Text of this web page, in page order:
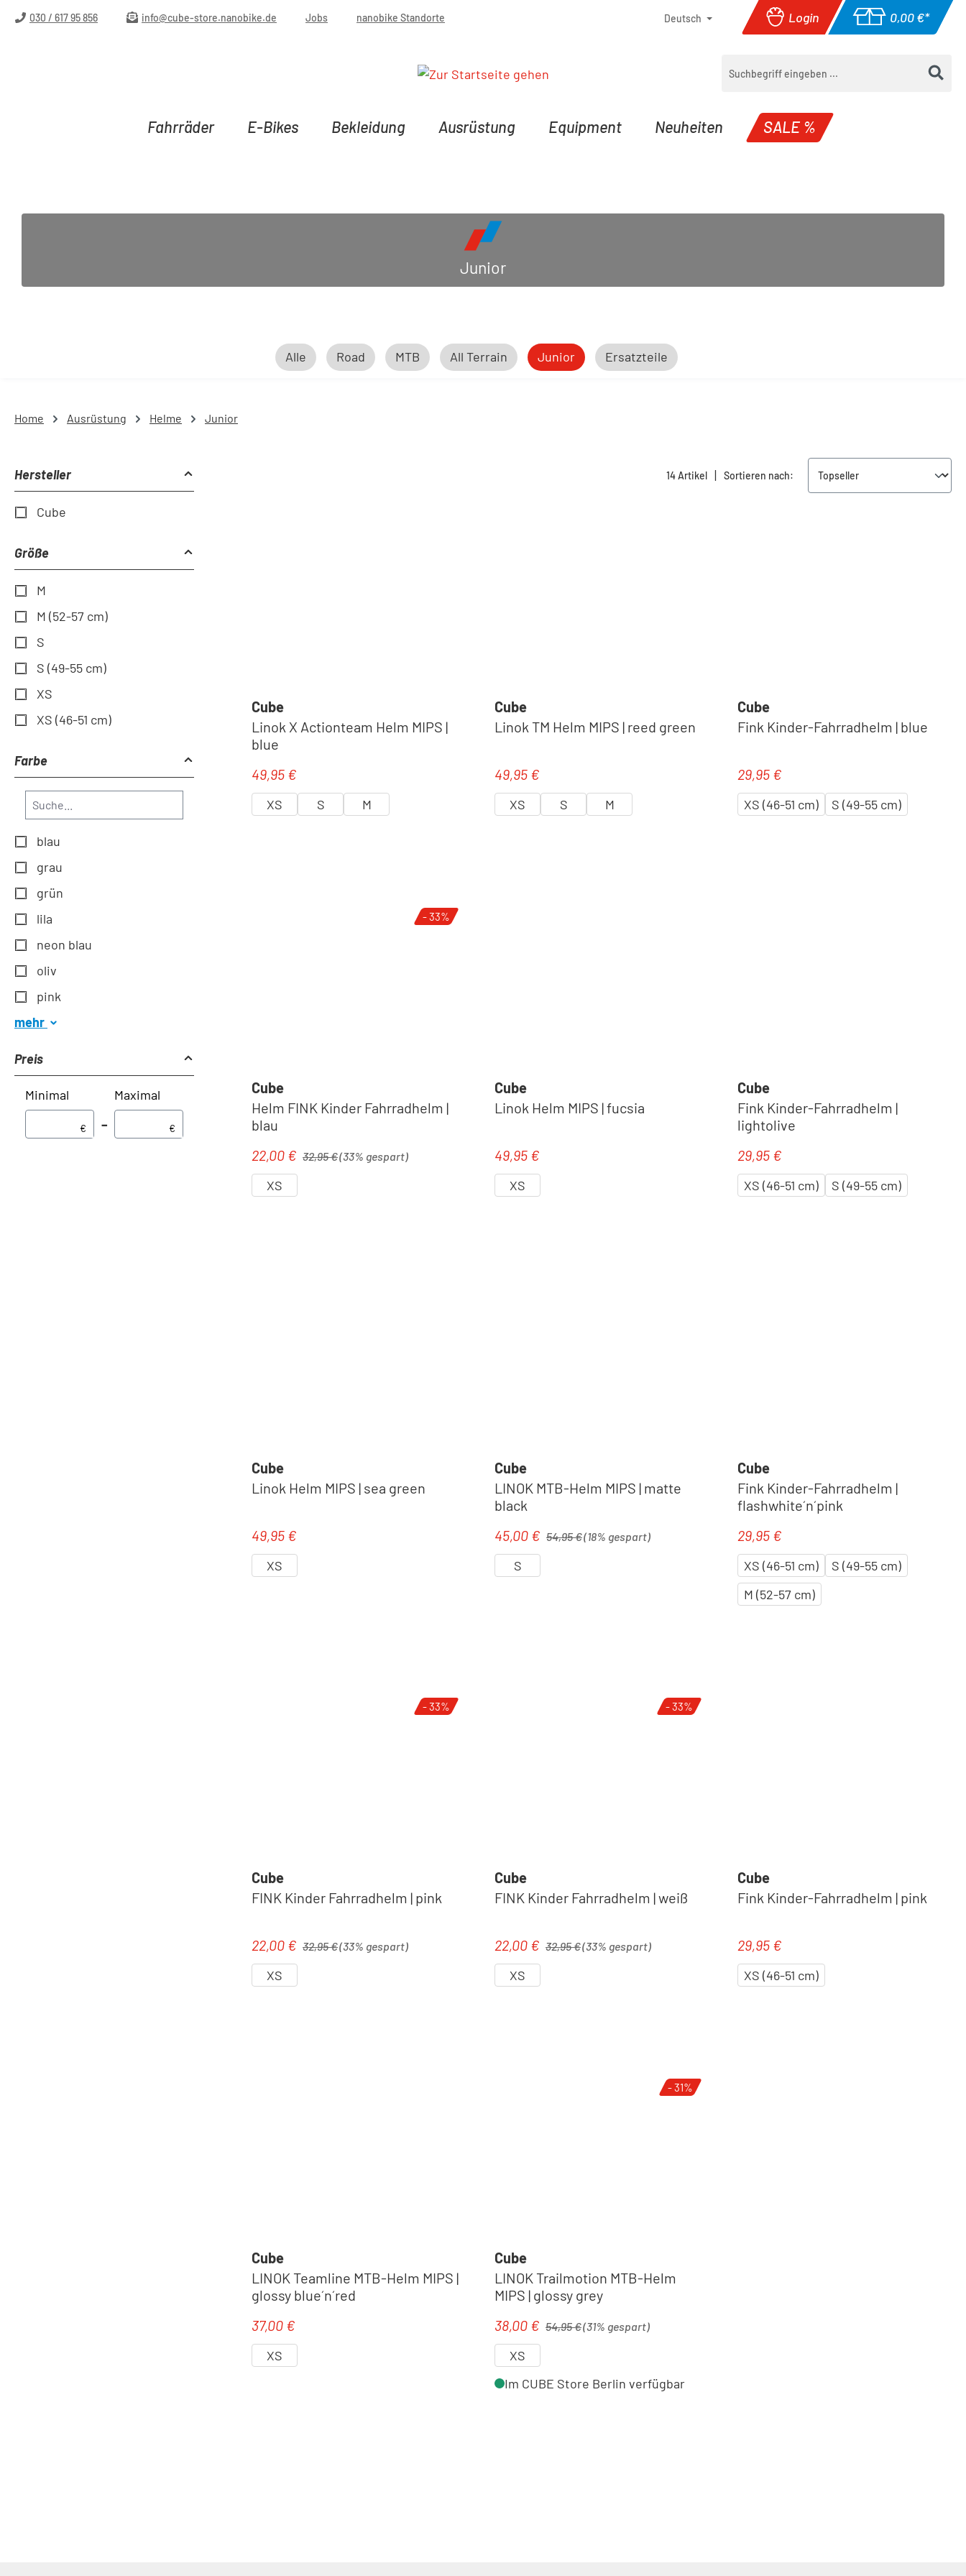
Hauptinhalt springen
Zur Suche springen
Zur Hauptnavigation springen
030 / 617 95 856 info@cube-store.nanobike.de Jobs nanobike Standorte Deutsch Login 0,00 €*
Warenkorb
Fahrräder E-Bikes Bekleidung Ausrüstung Equipment Neuheiten SALE %
Junior
Alle Road MTB All Terrain Junior Ersatzteile
Home Ausrüstung Helme Junior
Hersteller
Cube
Größe
M
M (52-57 cm)
S
S (49-55 cm)
XS
XS (46-51 cm)
Farbe
blau
grau
grün
lila
neon blau
oliv
pink
mehr
Preis
Minimal
€ –
Maximal
€
14 Artikel | Sortieren nach:
Cube
Linok X Actionteam Helm MIPS |
blue
Regulärer Preis:
49,95 €
XS S M
Cube
Linok TM Helm MIPS | reed green
Regulärer Preis:
49,95 €
XS S M
Cube
Fink Kinder-Fahrradhelm | blue
Regulärer Preis:
29,95 €
XS (46-51 cm) S (49-55 cm)
- 33%
Cube
Helm FINK Kinder Fahrradhelm |
blau
Verkaufspreis:
22,00 € 32,95 €(33% gespart)
XS
Cube
Linok Helm MIPS | fucsia
Regulärer Preis:
49,95 €
XS
Cube
Fink Kinder-Fahrradhelm |
lightolive
Regulärer Preis:
29,95 €
XS (46-51 cm) S (49-55 cm)
Cube
Linok Helm MIPS | sea green
Regulärer Preis:
49,95 €
XS
Cube
LINOK MTB-Helm MIPS | matte
black
Verkaufspreis:
45,00 € 54,95 €(18% gespart)
S
Cube
Fink Kinder-Fahrradhelm |
flashwhite´n´pink
Regulärer Preis:
29,95 €
XS (46-51 cm)
S (49-55 cm)
M (52-57 cm)
- 33%
Cube
FINK Kinder Fahrradhelm | pink
Verkaufspreis:
22,00 € 32,95 €(33% gespart)
XS
- 33%
Cube
FINK Kinder Fahrradhelm | weiß
Verkaufspreis:
22,00 € 32,95 €(33% gespart)
XS
Cube
Fink Kinder-Fahrradhelm | pink
Regulärer Preis:
29,95 €
XS (46-51 cm)
Cube
LINOK Teamline MTB-Helm MIPS |
glossy blue´n´red
Regulärer Preis:
37,00 €
XS
- 31%
Cube
LINOK Trailmotion MTB-Helm
MIPS | glossy grey
Verkaufspreis:
38,00 € 54,95 €(31% gespart)
XS
Im CUBE Store Berlin verfügbar